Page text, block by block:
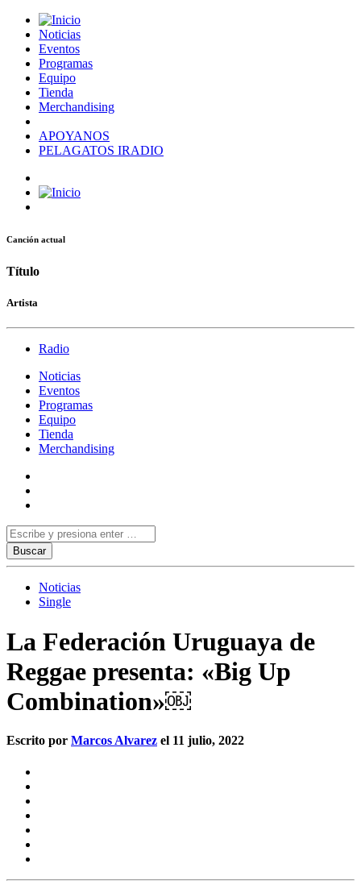
Noticias
Eventos
Programas
Equipo
Tienda
Merchandising
APOYANOS
PELAGATOS IRADIO
Canción actual
Título
Artista
Radio
Noticias
Eventos
Programas
Equipo
Tienda
Merchandising
Noticias
Single
La Federación Uruguaya de
Reggae presenta: «Big Up
Combination»￼
Escrito por Marcos Alvarez el 11 julio, 2022